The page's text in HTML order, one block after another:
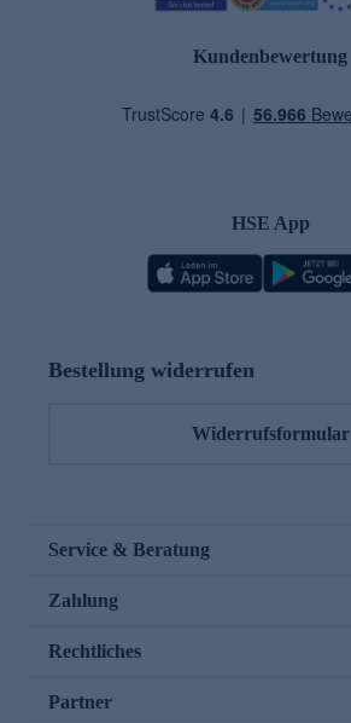
Kundenbewertung
HSE App
Bestellung widerrufen
Widerrufsformular
Service & Beratung
Zahlung
Rechtliches
Partner